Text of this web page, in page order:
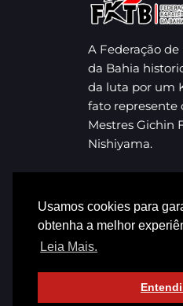
Usamos cookies para
obtenha a melhor
Leia Mais.
A Federação
da Bahia
da luta por um
fato represente
Mestres Gichin
Nishiyama.